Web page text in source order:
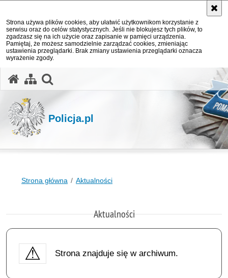
Strona używa plików cookies, aby ułatwić użytkownikom korzystanie z
serwisu oraz do celów statystycznych. Jeśli nie blokujesz tych plików, to
zgadzasz się na ich użycie oraz zapisanie w pamięci urządzenia.
Pamiętaj, że możesz samodzielnie zarządzać cookies, zmieniając
ustawienia przeglądarki. Brak zmiany ustawienia przeglądarki oznacza
wyrażenie zgody.
Policja.pl
Strona główna Aktualności
Aktualności
Strona znajduje się w archiwum.